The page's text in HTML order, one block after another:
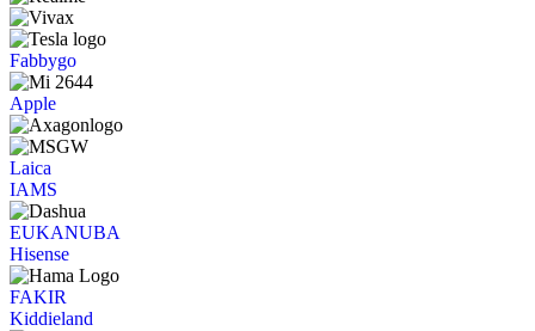
Fabbygo
Apple
Laica
IAMS
EUKANUBA
Hisense
FAKIR
Kiddieland